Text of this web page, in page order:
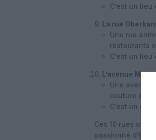
C’est un
La rue
Une rue
restaurants
C’est un
L’avenue
Une avenue
couture et
C’est un
Ces 10 rues
passionné